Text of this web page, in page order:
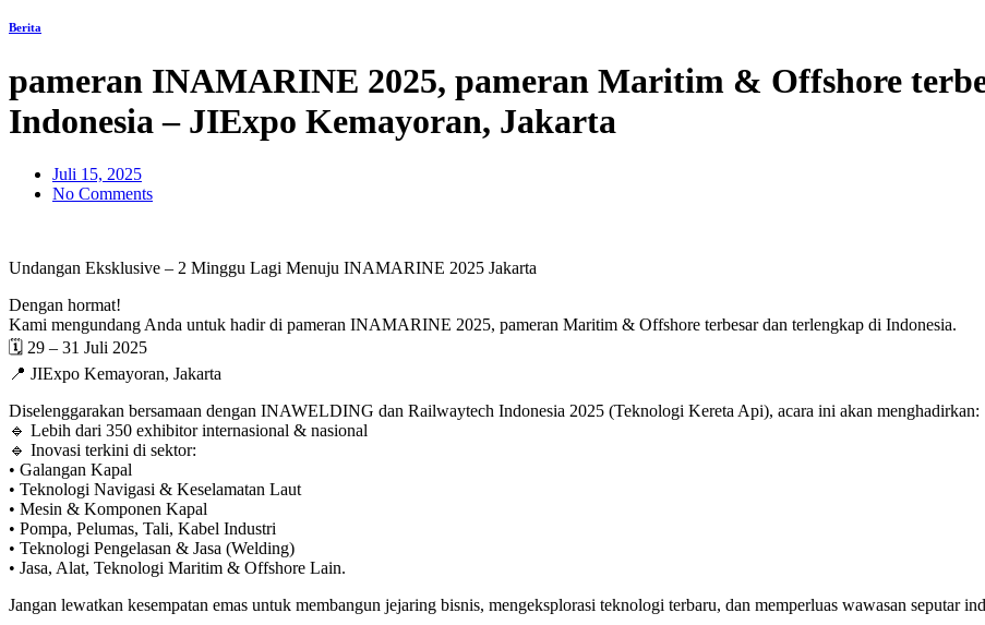
Berita
pameran INAMARINE 2025, pameran Maritim & Offshore
Indonesia – JIExpo Kemayoran, Jakarta
Juli 15, 2025
No Comments
Undangan Eksklusive – 2 Minggu Lagi Menuju INAMARINE 2025 Jakarta
Dengan hormat!
Kami mengundang Anda untuk hadir di pameran INAMARINE 2025, pameran Maritim & Offshore terbesar dan terlengkap di Indonesia.
🗓 29 – 31 Juli 2025
📍 JIExpo Kemayoran, Jakarta
Diselenggarakan bersamaan dengan INAWELDING dan Railwaytech Indonesia 2025 (Teknologi Kereta Api), acara ini akan menghadirkan:
🔹 Lebih dari 350 exhibitor internasional & nasional
🔹 Inovasi terkini di sektor:
• Galangan Kapal
• Teknologi Navigasi & Keselamatan Laut
• Mesin & Komponen Kapal
• Pompa, Pelumas, Tali, Kabel Industri
• Teknologi Pengelasan & Jasa (Welding)
• Jasa, Alat, Teknologi Maritim & Offshore Lain.
Jangan lewatkan kesempatan emas untuk membangun jejaring bisnis, mengeksplorasi teknologi terbaru, dan memperluas wawasan seputar